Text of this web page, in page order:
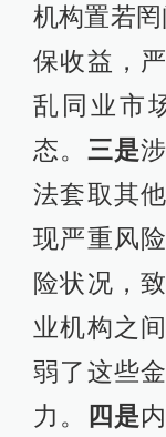
机构置若
保收益，
乱同业市
态。 三是
法套取其
现严重风
险状况，
业机构之
弱了这些
力。
四是